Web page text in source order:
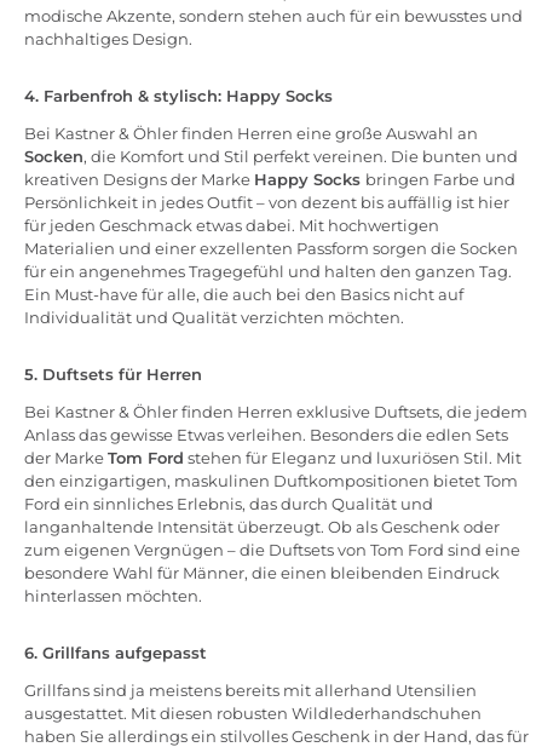
modische Akzente, sondern stehen auch für ein bewusstes und
nachhaltiges Design.
4. Farbenfroh & stylisch: Happy Socks
Bei Kastner & Öhler finden Herren eine große Auswahl an
Socken, die Komfort und Stil perfekt vereinen. Die bunten und
kreativen Designs der Marke Happy Socks bringen Farbe und
Persönlichkeit in jedes Outfit – von dezent bis auffällig ist hier
für jeden Geschmack etwas dabei. Mit hochwertigen
Materialien und einer exzellenten Passform sorgen die Socken
für ein angenehmes Tragegefühl und halten den ganzen Tag.
Ein Must-have für alle, die auch bei den Basics nicht auf
Individualität und Qualität verzichten möchten.
5. Duftsets für Herren
Bei Kastner & Öhler finden Herren exklusive Duftsets, die jedem
Anlass das gewisse Etwas verleihen. Besonders die edlen Sets
der MarkeTom Ford stehen für Eleganz und luxuriösen Stil. Mit
den einzigartigen, maskulinen Duftkompositionen bietet Tom
Ford ein sinnliches Erlebnis, das durch Qualität und
langanhaltende Intensität überzeugt. Ob als Geschenk oder
zum eigenen Vergnügen – die Duftsets von Tom Ford sind eine
besondere Wahl für Männer, die einen bleibenden Eindruck
hinterlassen möchten.
6. Grillfans aufgepasst
Grillfans sind ja meistens bereits mit allerhand Utensilien
ausgestattet. Mit diesen robusten Wildlederhandschuhen
haben Sie allerdings ein stilvolles Geschenk in der Hand, das für